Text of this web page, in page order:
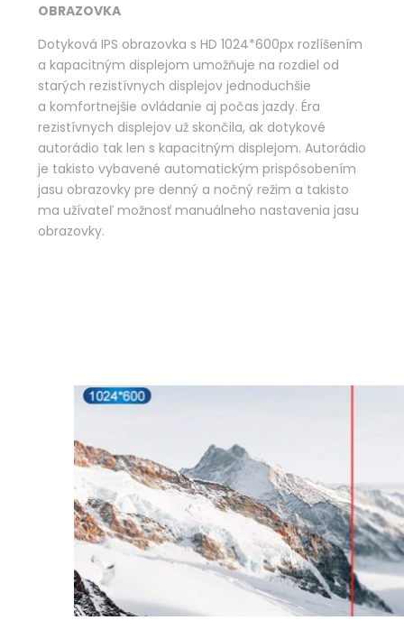
OBRAZOVKA
Dotyková IPS obrazovka s HD 1024*600px rozlíšením
a kapacitným displejom umožňuje na rozdiel od
starých rezistívnych displejov jednoduchšie
a komfortnejšie ovládanie aj počas jazdy. Éra
rezistívnych displejov už skončila, ak dotykové
autorádio tak len s kapacitným displejom. Autorádio
je takisto vybavené automatickým prispôsobením
jasu obrazovky pre denný a nočný režim a takisto
ma užívateľ možnosť manuálneho nastavenia jasu
obrazovky.